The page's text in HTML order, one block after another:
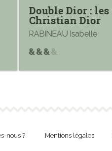
Double Dior :
Christian Dior
RABINEAU Isabelle
nous ? Mentions légales